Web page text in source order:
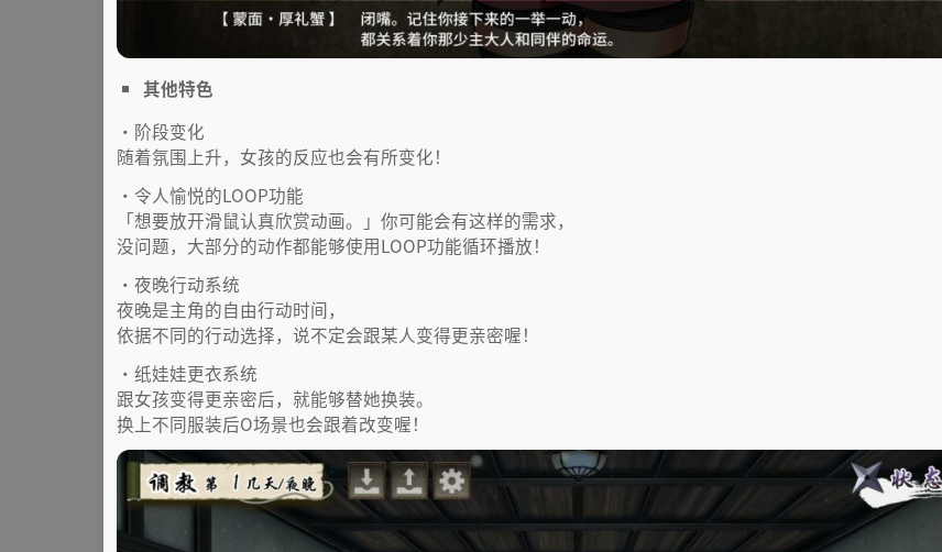
其他特色
・阶段变化
随着氛围上升，女孩的反应也会有所变化！
・令人愉悦的LOOP功能
「想要放开滑鼠认真欣赏动画。」你可能会有这样的需求，
没问题，大部分的动作都能够使用LOOP功能循环播放！
・夜晚行动系统
夜晚是主角的自由行动时间，
依据不同的行动选择，说不定会跟某人变得更亲密喔！
・纸娃娃更衣系统
跟女孩变得更亲密后，就能够替她换装。
换上不同服装后O场景也会跟着改变喔！